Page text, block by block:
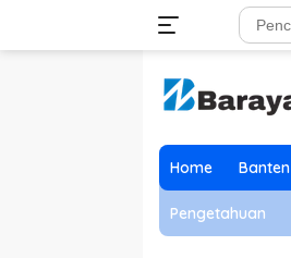
Home Banten
Pengetahuan